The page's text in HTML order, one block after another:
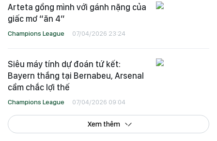
Arteta gồng mình với gánh nặng của
giấc mơ “ăn 4”
Champions League 07/04/2026 23:24
Siêu máy tính dự đoán tứ kết:
Bayern thắng tại Bernabeu, Arsenal
cầm chắc lợi thế
Champions League 07/04/2026 09:04
Xem thêm